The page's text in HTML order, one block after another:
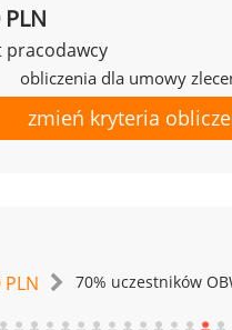
pracodawcy
obliczenia dla umowy
zmień kryteria
70% uczestników